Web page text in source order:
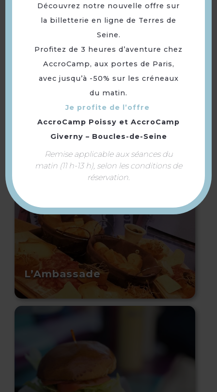
vélo®, de Verneuil-sur-
Seine à Epône
L’Ambassade
Découvrez notre nouvelle offre sur
la billetterie en ligne de Terres de
Seine.
Profitez de 3 heures d’aventure chez
AccroCamp, aux portes de Paris,
avec jusqu’à -50% sur les créneaux
du matin.
Je profite de l’offre
AccroCamp Poissy et AccroCamp
Giverny – Boucles-de-Seine
Remise applicable aux séances du
matin (11 h-13 h), selon les conditions de
réservation.